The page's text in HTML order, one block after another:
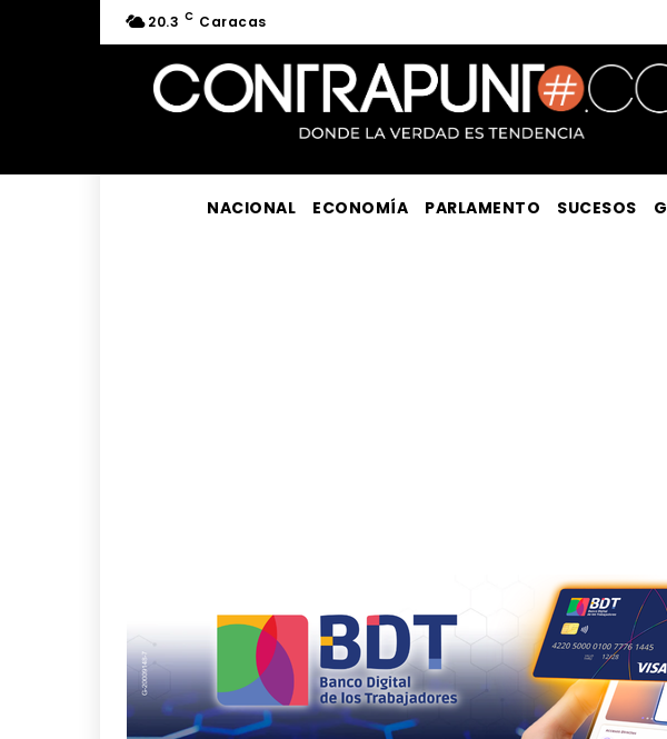
20.3 C Caracas
NACIONAL ECONOMÍA PARLAMENTO SUCESOS